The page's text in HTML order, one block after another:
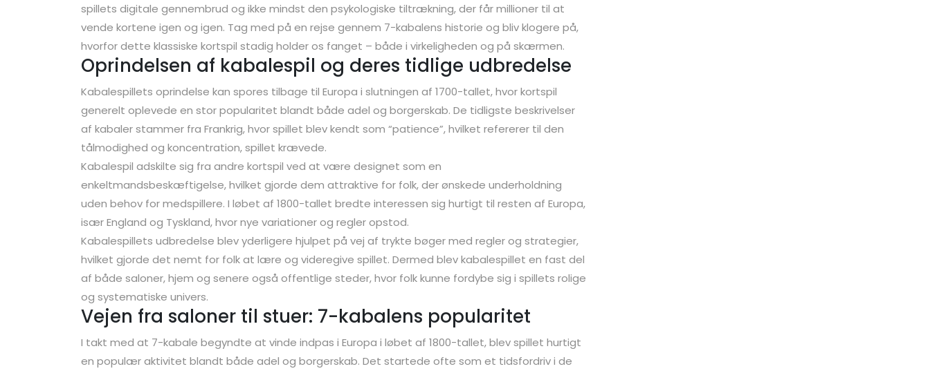
spillets digitale gennembrud og ikke mindst den psykologiske tiltrækning, der får millioner til at
vende kortene igen og igen. Tag med på en rejse gennem 7-kabalens historie og bliv klogere på,
hvorfor dette klassiske kortspil stadig holder os fanget – både i virkeligheden og på skærmen.
Oprindelsen af kabalespil og deres tidlige udbredelse
Kabalespillets oprindelse kan spores tilbage til Europa i slutningen af 1700-tallet, hvor kortspil
generelt oplevede en stor popularitet blandt både adel og borgerskab. De tidligste beskrivelser
af kabaler stammer fra Frankrig, hvor spillet blev kendt som “patience”, hvilket refererer til den
tålmodighed og koncentration, spillet krævede.
Kabalespil adskilte sig fra andre kortspil ved at være designet som en
enkeltmandsbeskæftigelse, hvilket gjorde dem attraktive for folk, der ønskede underholdning
uden behov for medspillere. I løbet af 1800-tallet bredte interessen sig hurtigt til resten af Europa,
især England og Tyskland, hvor nye variationer og regler opstod.
Kabalespillets udbredelse blev yderligere hjulpet på vej af trykte bøger med regler og strategier,
hvilket gjorde det nemt for folk at lære og videregive spillet. Dermed blev kabalespillet en fast del
af både saloner, hjem og senere også offentlige steder, hvor folk kunne fordybe sig i spillets rolige
og systematiske univers.
Vejen fra saloner til stuer: 7-kabalens popularitet
I takt med at 7-kabale begyndte at vinde indpas i Europa i løbet af 1800-tallet, blev spillet hurtigt
en populær aktivitet blandt både adel og borgerskab. Det startede ofte som et tidsfordriv i de